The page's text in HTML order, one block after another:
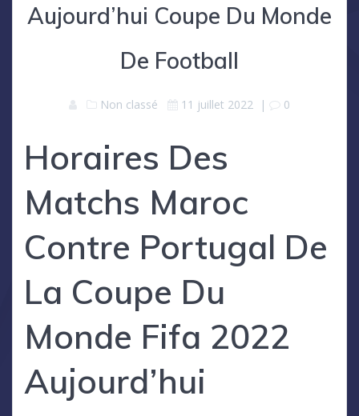
Aujourd’hui Coupe Du Monde
De Football
Non classé 11 juillet 2022 | 0
Horaires Des
Matchs Maroc
Contre Portugal De
La Coupe Du
Monde Fifa 2022
Aujourd’hui